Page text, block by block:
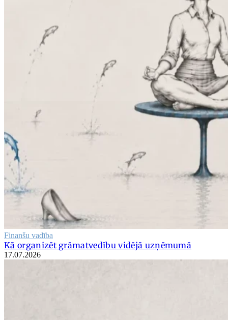
Finanšu vadība
Kā organizēt grāmatvedību vidējā uzņēmumā
17.07.2026